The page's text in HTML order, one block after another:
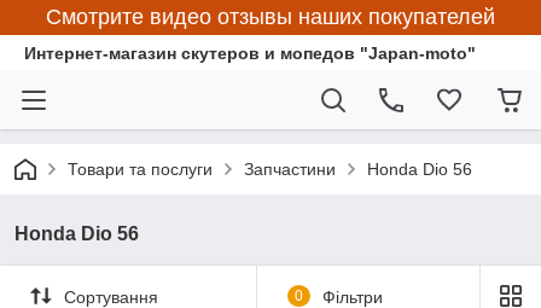
Смотрите видео отзывы наших покупателей
Интернет-магазин скутеров и мопедов "Japan-moto"
Товари та послуги Запчастини Honda Dio 56
Honda Dio 56
Сортування 0 Фільтри